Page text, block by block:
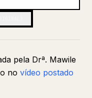
pela Drª. Mawile
no vídeo postado